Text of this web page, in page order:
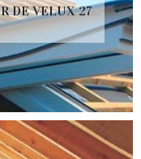
DE VELUX 27